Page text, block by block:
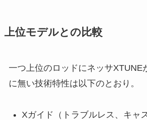
上位モデルとの比較
一つ上位のロッドにネッサXTUNE
に無い技術特性は以下のとおり。
Xガイド（トラブルレス、キャ